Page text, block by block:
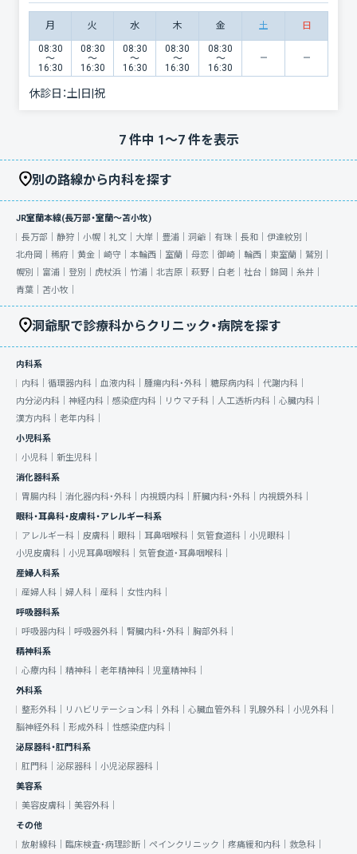
月 火 水 木 金 土 日
08:30
〜
16:30
08:30
〜
16:30
08:30
〜
16:30
08:30
〜
16:30
08:30
〜
16:30
休診日：土|日|祝
7件中 1〜7件を表示
別の路線から内科を探す
JR室蘭本線(長万部・室蘭～苫小牧)
長万部｜ 静狩｜ 小幌｜ 礼文｜ 大岸｜ 豊浦｜ 洞爺｜ 有珠｜ 長和｜ 伊達紋別｜
北舟岡｜ 稀府｜ 黄金｜ 崎守｜ 本輪西｜ 室蘭｜ 母恋｜ 御崎｜ 輪西｜ 東室蘭｜ 鷲別｜
幌別｜ 富浦｜ 登別｜ 虎杖浜｜ 竹浦｜ 北吉原｜ 萩野｜ 白老｜ 社台｜ 錦岡｜ 糸井｜
青葉｜ 苫小牧｜
洞爺駅で診療科からクリニック・病院を探す
内科系
内科｜ 循環器内科｜ 血液内科｜ 腫瘍内科・外科｜ 糖尿病内科｜ 代謝内科｜
内分泌内科｜ 神経内科｜ 感染症内科｜ リウマチ科｜ 人工透析内科｜ 心臓内科｜
漢方内科｜ 老年内科｜
小児科系
小児科｜ 新生児科｜
消化器科系
胃腸内科｜ 消化器内科・外科｜ 内視鏡内科｜ 肝臓内科・外科｜ 内視鏡外科｜
眼科・耳鼻科・皮膚科・アレルギー科系
アレルギー科｜ 皮膚科｜ 眼科｜ 耳鼻咽喉科｜ 気管食道科｜ 小児眼科｜
小児皮膚科｜ 小児耳鼻咽喉科｜ 気管食道・耳鼻咽喉科｜
産婦人科系
産婦人科｜ 婦人科｜ 産科｜ 女性内科｜
呼吸器科系
呼吸器内科｜ 呼吸器外科｜ 腎臓内科・外科｜ 胸部外科｜
精神科系
心療内科｜ 精神科｜ 老年精神科｜ 児童精神科｜
外科系
整形外科｜
リハビリテーション科｜ 外科｜ 心臓血管外科｜ 乳腺外科｜ 小児外科｜
脳神経外科｜ 形成外科｜ 性感染症内科｜
泌尿器科・肛門科系
肛門科｜ 泌尿器科｜ 小児泌尿器科｜
美容系
美容皮膚科｜ 美容外科｜
その他
放射線科｜ 臨床検査・病理診断｜ ペインクリニック｜ 疼痛緩和内科｜ 救急科｜